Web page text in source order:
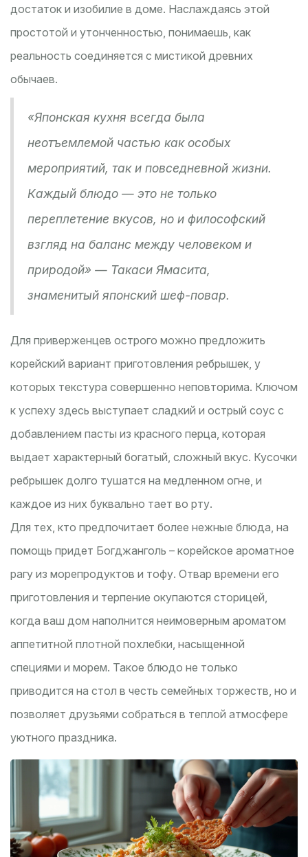
достаток и изобилие в доме. Наслаждаясь этой
простотой и утонченностью, понимаешь, как
реальность соединяется с мистикой древних
обычаев.
«Японская кухня всегда была
неотъемлемой частью как особых
мероприятий, так и повседневной жизни.
Каждый блюдо — это не только
переплетение вкусов, но и философский
взгляд на баланс между человеком и
природой» — Такаси Ямасита,
знаменитый японский шеф-повар.
Для приверженцев острого можно предложить
корейский вариант приготовления ребрышек, у
которых текстура совершенно неповторима. Ключом
к успеху здесь выступает сладкий и острый соус с
добавлением пасты из красного перца, которая
выдает характерный богатый, сложный вкус. Кусочки
ребрышек долго тушатся на медленном огне, и
каждое из них буквально тает во рту.
Для тех, кто предпочитает более нежные блюда, на
помощь придет Богджанголь – корейское ароматное
рагу из морепродуктов и тофу. Отвар времени его
приготовления и терпение окупаются сторицей,
когда ваш дом наполнится неимоверным ароматом
аппетитной плотной похлебки, насыщенной
специями и морем. Такое блюдо не только
приводится на стол в честь семейных торжеств, но и
позволяет друзьями собраться в теплой атмосфере
уютного праздника.